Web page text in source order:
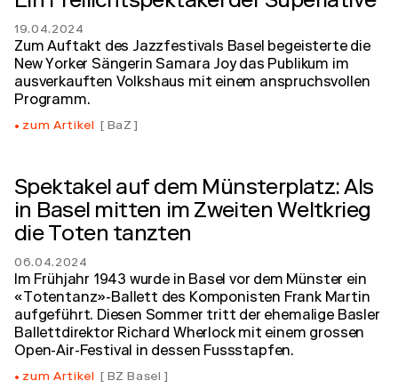
19.04.2024
Zum Auftakt des Jazzfestivals Basel begeisterte die
New Yorker Sängerin Samara Joy das Publikum im
ausverkauften Volkshaus mit einem anspruchsvollen
Programm.
zum Artikel BaZ
Spektakel auf dem Münsterplatz: Als
in Basel mitten im Zweiten Weltkrieg
die Toten tanzten
06.04.2024
Im Frühjahr 1943 wurde in Basel vor dem Münster ein
«Totentanz»-Ballett des Komponisten Frank Martin
aufgeführt. Diesen Sommer tritt der ehemalige Basler
Ballettdirektor Richard Wherlock mit einem grossen
Open-Air-Festival in dessen Fussstapfen.
zum Artikel BZ Basel